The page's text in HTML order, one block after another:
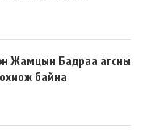
Жамцын Бадраа агсны
байна